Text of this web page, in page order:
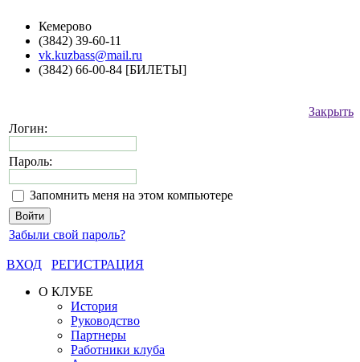
Кемерово
(3842) 39-60-11
vk.kuzbass@mail.ru
(3842) 66-00-84 [БИЛЕТЫ]
Закрыть
Логин:
Пароль:
Запомнить меня на этом компьютере
Забыли свой пароль?
ВХОД
РЕГИСТРАЦИЯ
О КЛУБЕ
История
Руководство
Партнеры
Работники клуба